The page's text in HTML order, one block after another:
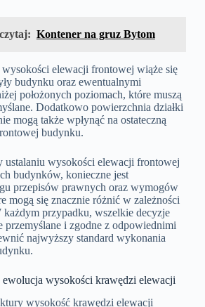
Kontener na gruz Bytom
wysokości elewacji frontowej wiąże się
budynku oraz ewentualnymi
położonych poziomach, które muszą
Dodatkowo powierzchnia działki
mogą także wpłynąć na ostateczną
budynku.
ustalaniu wysokości elewacji frontowej
budynków, konieczne jest
przepisów prawnych oraz wymogów
mogą się znacznie różnić w zależności
przypadku, wszelkie decyzje
przemyślane i zgodne z odpowiednimi
najwyższy standard wykonania
wysokości krawędzi elewacji
wysokość krawędzi elewacji